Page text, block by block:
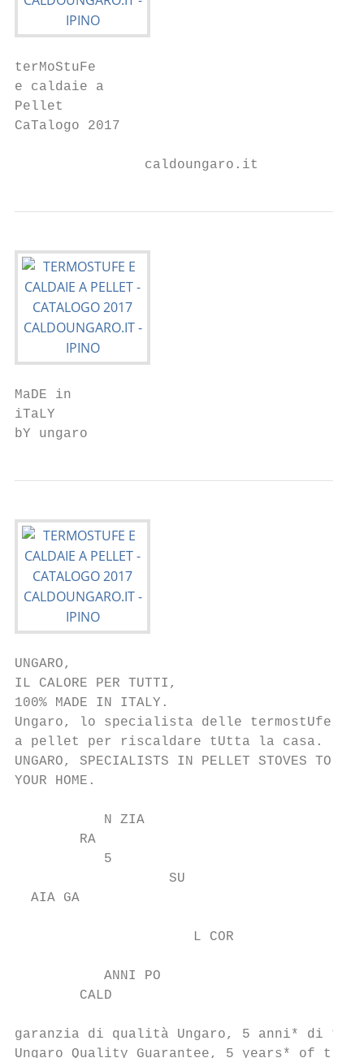
terMoStuFe
e caldaie a
Pellet
CaTalogo 2017
                caldoungaro.it
MaDE in
iTaLY
bY ungaro
UNGARO,
IL CALORE PER TUTTI,
100% MADE IN ITALY.
Ungaro, lo specialista delle termostUfe
a pellet per riscaldare tUtta la casa.
UNGARO, SPECIALISTS IN PELLET STOVES TO
YOUR HOME.
           N ZIA
        RA
           5
                   SU
  AIA GA
                      L COR
           ANNI PO
        CALD
garanzia di qualità Ungaro, 5 anni* di
Ungaro Quality Guarantee, 5 years* of